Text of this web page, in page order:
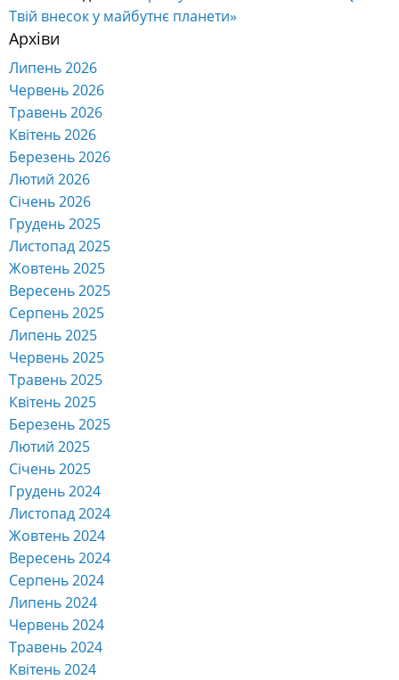
Твій внесок у майбутнє планети»
Архіви
Липень 2026
Червень 2026
Травень 2026
Квітень 2026
Березень 2026
Лютий 2026
Січень 2026
Грудень 2025
Листопад 2025
Жовтень 2025
Вересень 2025
Серпень 2025
Липень 2025
Червень 2025
Травень 2025
Квітень 2025
Березень 2025
Лютий 2025
Січень 2025
Грудень 2024
Листопад 2024
Жовтень 2024
Вересень 2024
Серпень 2024
Липень 2024
Червень 2024
Травень 2024
Квітень 2024